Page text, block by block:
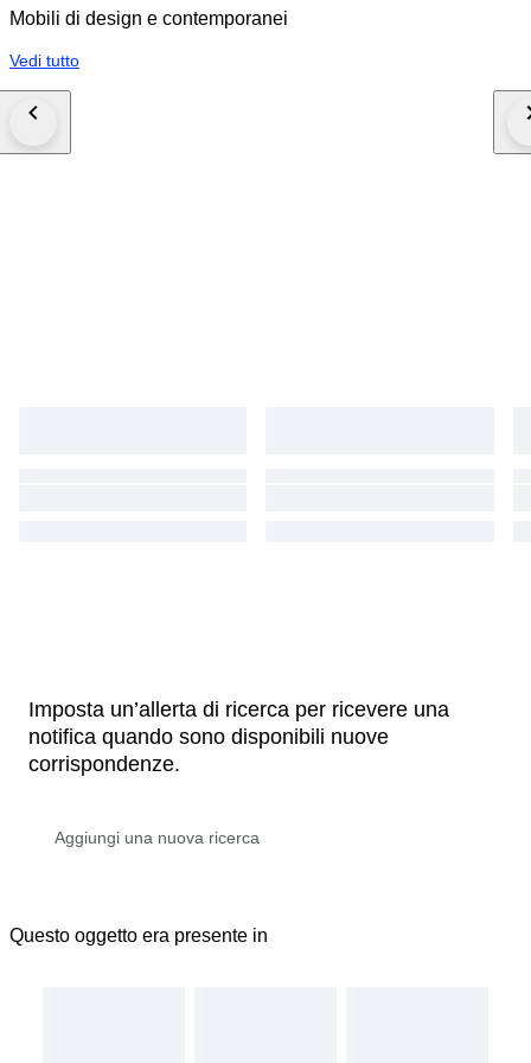
Mobili di design e contemporanei
Vedi tutto
Imposta un’allerta di ricerca per ricevere una
notifica quando sono disponibili nuove
corrispondenze.
Questo oggetto era presente in